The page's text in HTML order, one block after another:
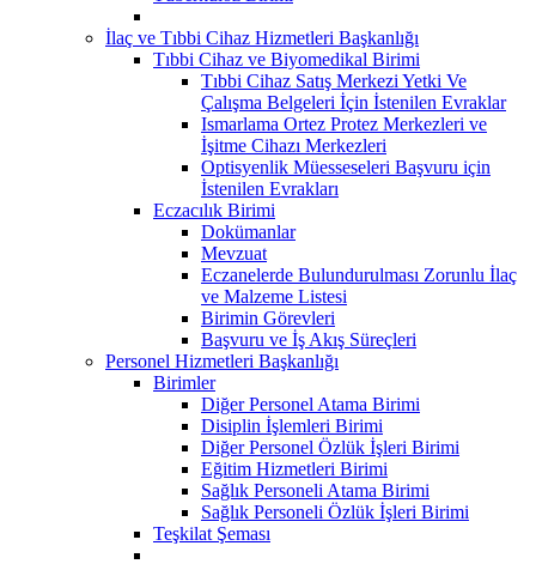
İlaç ve Tıbbi Cihaz Hizmetleri Başkanlığı
Tıbbi Cihaz ve Biyomedikal Birimi
Tıbbi Cihaz Satış Merkezi Yetki Ve
Çalışma Belgeleri İçin İstenilen Evraklar
Ismarlama Ortez Protez Merkezleri ve
İşitme Cihazı Merkezleri
Optisyenlik Müesseseleri Başvuru için
İstenilen Evrakları
Eczacılık Birimi
Dokümanlar
Mevzuat
Eczanelerde Bulundurulması Zorunlu İlaç
ve Malzeme Listesi
Birimin Görevleri
Başvuru ve İş Akış Süreçleri
Personel Hizmetleri Başkanlığı
Birimler
Diğer Personel Atama Birimi
Disiplin İşlemleri Birimi
Diğer Personel Özlük İşleri Birimi
Eğitim Hizmetleri Birimi
Sağlık Personeli Atama Birimi
Sağlık Personeli Özlük İşleri Birimi
Teşkilat Şeması